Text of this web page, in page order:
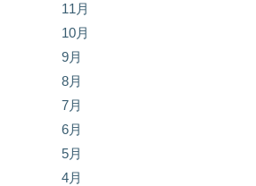
11月
10月
9月
8月
7月
6月
5月
4月